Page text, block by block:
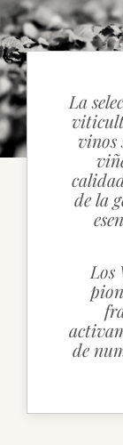
CONTACTO
La
vinos
de la
Los
de